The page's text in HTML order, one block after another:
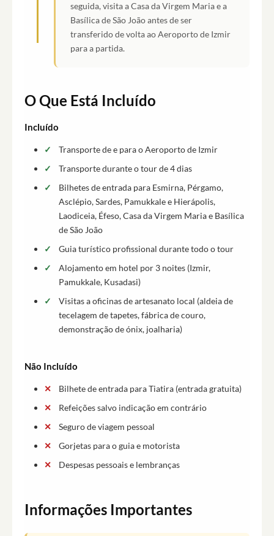
seguida, visita a Casa da Virgem Maria e a
Basílica de São João antes de ser
transferido de volta ao Aeroporto de Izmir
para a partida.
O Que Está Incluído
Incluído
Transporte de e para o Aeroporto de Izmir
Transporte durante o tour de 4 dias
Bilhetes de entrada para Esmirna, Pérgamo,
Asclépio, Sardes, Pamukkale e Hierápolis,
Laodiceia, Éfeso, Casa da Virgem Maria e Basílica
de São João
Guia turístico profissional durante todo o tour
Alojamento em hotel por 3 noites (Izmir,
Pamukkale, Kusadasi)
Visitas a oficinas de artesanato local (aldeia de
tecelagem de tapetes, fábrica de couro,
demonstração de ónix, joalharia)
Não Incluído
Bilhete de entrada para Tiatira (entrada gratuita)
Refeições salvo indicação em contrário
Seguro de viagem pessoal
Gorjetas para o guia e motorista
Despesas pessoais e lembranças
Informações Importantes